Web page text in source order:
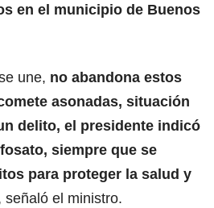
en el municipio de Buenos
une, no abandona estos
asonadas, situación
delito, el presidente indicó
siempre que se
para proteger la salud y
señaló el ministro.